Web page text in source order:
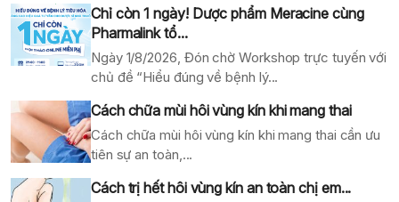
Chỉ còn 1 ngày! Dược phẩm Meracine cùng
Pharmalink tổ...
Ngày 1/8/2026, Đón chờ Workshop trực tuyến với
chủ đề “Hiểu đúng về bệnh lý...
Cách chữa mùi hôi vùng kín khi mang thai
Cách chữa mùi hôi vùng kín khi mang thai cần ưu
tiên sự an toàn,...
Cách trị hết hôi vùng kín an toàn chị em...